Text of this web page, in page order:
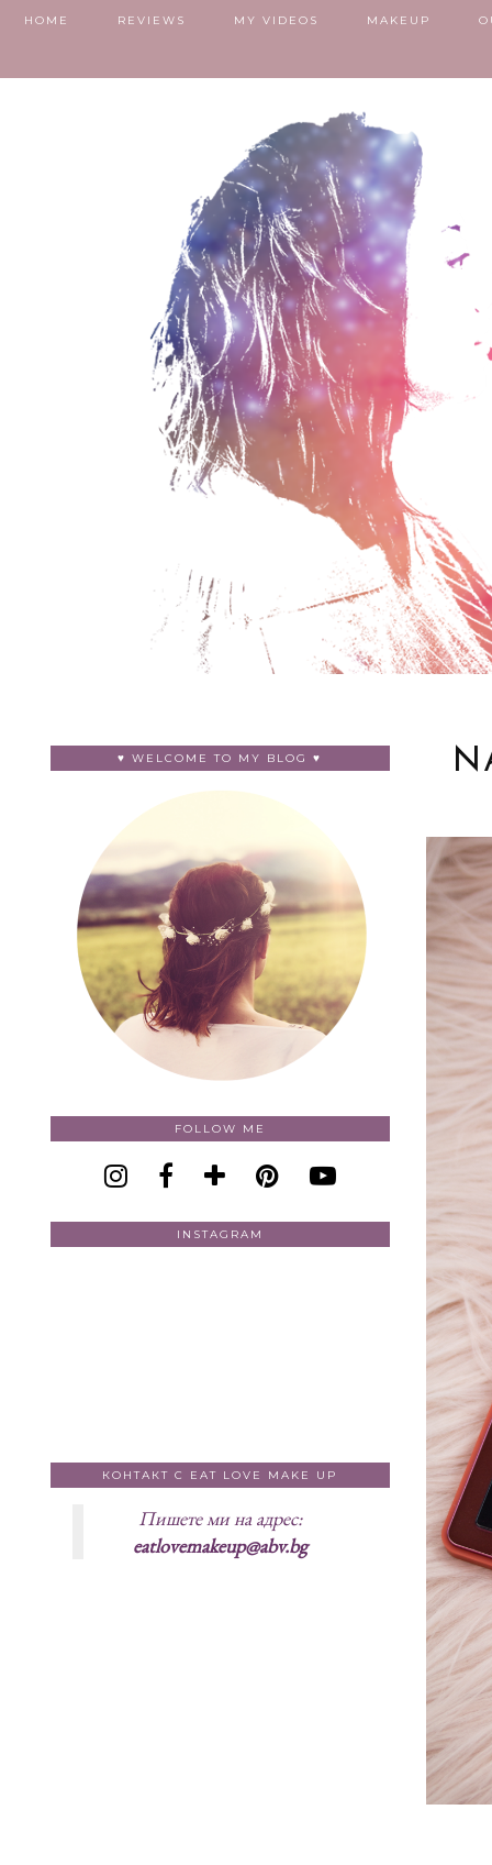
HOME REVIEWS MY VIDEOS MAKEUP
♥ WELCOME TO MY BLOG ♥
FOLLOW ME
INSTAGRAM
КОНТАКТ С EAT LOVE MAKE UP
Пишете ми на адрес:
eatlovemakeup@abv.bg